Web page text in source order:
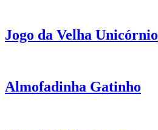
Jogo da Velha Unicórnio
Almofadinha Gatinho